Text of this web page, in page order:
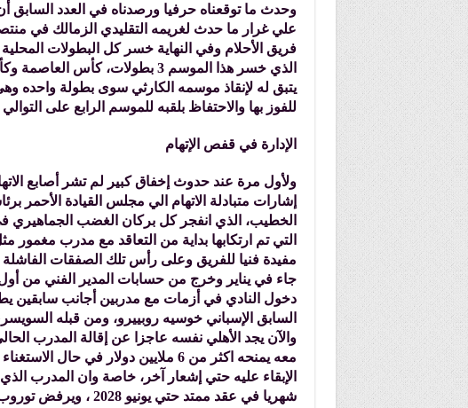
وحدث ما توقعناه حرفيا ورصدناه في العدد السابق
علي غرار ما حدث لغريمه التقليدي الزمالك في
فريق الأحلام وفي النهاية خسر كل البطولات
الذي خسر هذا الموسم 3 بطولات،
يتبق له لإنقاذ موسمه الكارثي سوى بطولة واحده
للفوز بها والاحتفاظ بلقبه للموسم الرابع على
الإدارة في قفص الإتهام
ولأول مرة عند حدوث إخفاق كبير لم تشر أصابع
إشارات متبادلة الاتهام الي مجلس القيادة الأحمر
الخطيب، الذي انفجر كل بركان الغضب الجماهيري
التي تم ارتكابها بداية من التعاقد مع مدرب
مفيدة فنيا للفريق وعلى رأس تلك الصفقات الفاشلة
جاء في يناير وخرج من حسابات المدير الفني من أول
دخول النادي في أزمات مع مدربين أجانب سابقين
السابق الإسباني خوسيه روبييرو، ومن قبله
والآن يجد الأهلي نفسه عاجزا عن إقالة المدرب
معه يمنحه اكثر من 6 ملايين دولار في
شهريا في عقد ممتد حتي